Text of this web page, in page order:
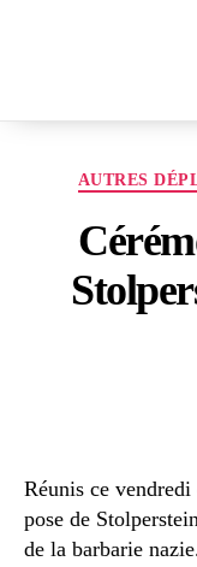
AUTRES
Réunis ce
pose de
de la barbarie